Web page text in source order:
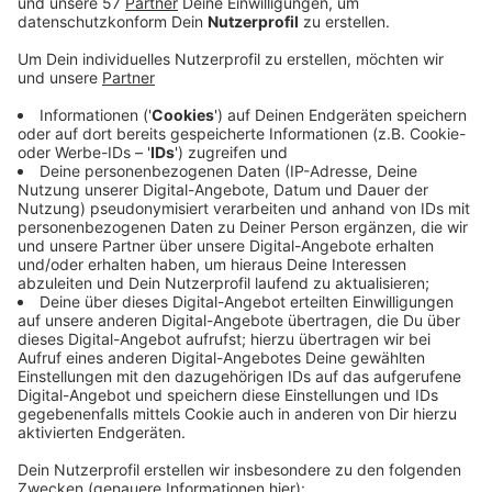
für die Stadt. Am meisten ärgere er sich aber über
das Demokratieverständnis der CDU. Die CDU
hatte den Bürgerentscheid zur BUGA in Frage
Umfrage herausfinden, was die Wuppertalerinnen
und Wuppertaler wollen. Jung steht weiterhin
positiv zur BUGA und will alles für die Umsetzung
tun. Die Stimme von Peter Jung hat in der
Wuppertaler CDU immer noch Gewicht – das sagte
der aktuelle Parteichef und BUGA-Kritiker
Johannes Slawig erst vor Kurzem, als er Jung in
die Findungskommission für einen oder eine CDU-
Kandidatin für die Oberbürgermeister-Wahl im
nächsten Jahr holte. Slawig sagte damals
wörtlich: "Ich schätze Jungs Rat und seine
Erfahrung“.
Veröffentlicht: Donnerstag, 07.11.2024 11:51